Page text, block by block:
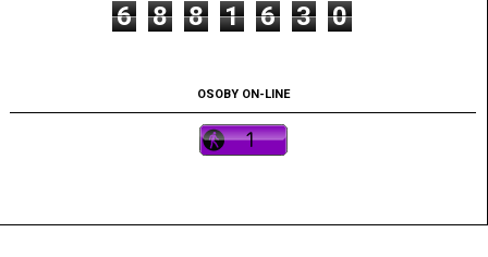
6 8 8 1 6 3 0
OSOBY ON-LINE